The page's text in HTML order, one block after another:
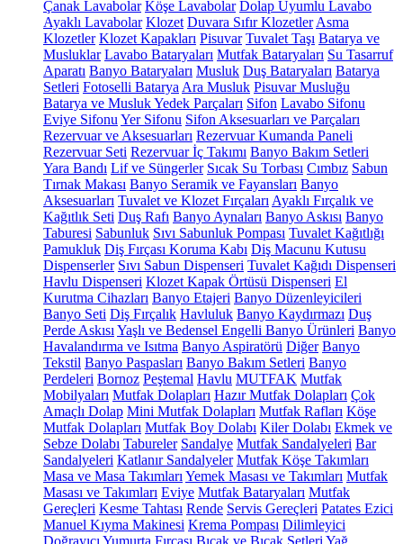
Çanak Lavabolar Köşe Lavabolar Dolap Uyumlu Lavabo
Ayaklı Lavabolar Klozet Duvara Sıfır Klozetler Asma
Klozetler Klozet Kapakları Pisuvar Tuvalet Taşı Batarya ve
Musluklar Lavabo Bataryaları Mutfak Bataryaları Su Tasarruf
Aparatı Banyo Bataryaları Musluk Duş Bataryaları Batarya
Setleri Fotoselli Batarya Ara Musluk Pisuvar Musluğu
Batarya ve Musluk Yedek Parçaları Sifon Lavabo Sifonu
Eviye Sifonu Yer Sifonu Sifon Aksesuarları ve Parçaları
Rezervuar ve Aksesuarları Rezervuar Kumanda Paneli
Rezervuar Seti Rezervuar İç Takımı Banyo Bakım Setleri
Yara Bandı Lif ve Süngerler Sıcak Su Torbası Cımbız Sabun
Tırnak Makası Banyo Seramik ve Fayansları Banyo
Aksesuarları Tuvalet ve Klozet Fırçaları Ayaklı Fırçalık ve
Kağıtlık Seti Duş Rafı Banyo Aynaları Banyo Askısı Banyo
Taburesi Sabunluk Sıvı Sabunluk Pompası Tuvalet Kağıtlığı
Pamukluk Diş Fırçası Koruma Kabı Diş Macunu Kutusu
Dispenserler Sıvı Sabun Dispenseri Tuvalet Kağıdı Dispenseri
Havlu Dispenseri Klozet Kapak Örtüsü Dispenseri El
Kurutma Cihazları Banyo Etajeri Banyo Düzenleyicileri
Banyo Seti Diş Fırçalık Havluluk Banyo Kaydırmazı Duş
Perde Askısı Yaşlı ve Bedensel Engelli Banyo Ürünleri Banyo
Havalandırma ve Isıtma Banyo Aspiratörü Diğer Banyo
Tekstil Banyo Paspasları Banyo Bakım Setleri Banyo
Perdeleri Bornoz Peştemal Havlu MUTFAK Mutfak
Mobilyaları Mutfak Dolapları Hazır Mutfak Dolapları Çok
Amaçlı Dolap Mini Mutfak Dolapları Mutfak Rafları Köşe
Mutfak Dolapları Mutfak Boy Dolabı Kiler Dolabı Ekmek ve
Sebze Dolabı Tabureler Sandalye Mutfak Sandalyeleri Bar
Sandalyeleri Katlanır Sandalyeler Mutfak Köşe Takımları
Masa ve Masa Takımları Yemek Masası ve Takımları Mutfak
Masası ve Takımları Eviye Mutfak Bataryaları Mutfak
Gereçleri Kesme Tahtası Rende Servis Gereçleri Patates Ezici
Manuel Kıyma Makinesi Krema Pompası Dilimleyici
Doğrayıcı Yumurta Fırçası Bıçak ve Bıçak Setleri Yağ